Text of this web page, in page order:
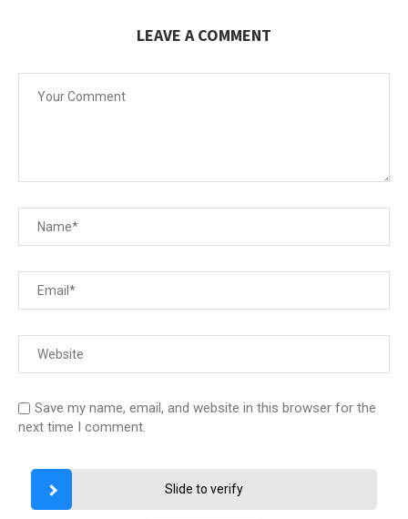
LEAVE A COMMENT
Save my name, email, and website in this browser for the
next time I comment.
Slide to verify